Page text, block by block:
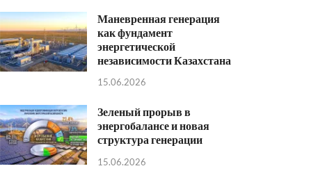
Маневренная генерация
как фундамент
энергетической
независимости Казахстана
15.06.2026
Зеленый прорыв в
энергобалансе и новая
структура генерации
15.06.2026